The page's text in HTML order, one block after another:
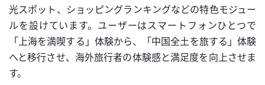
光スポット、ショッピングランキングなどの特色モジュー
ルを設けています。ユーザーはスマートフォンひとつで
「上海を満喫する」体験から、「中国全土を旅する」体験
へと移行させ、海外旅行者の体験感と満足度を向上させま
す。